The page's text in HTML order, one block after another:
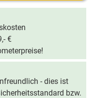
€
- dies ist
bzw.